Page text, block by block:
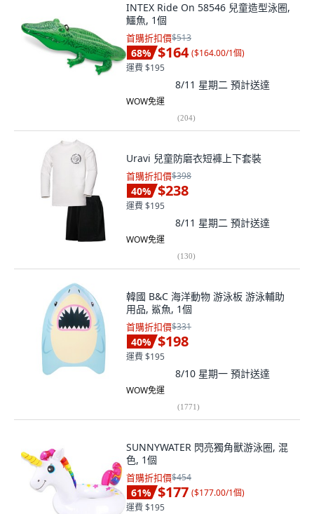
INTEX Ride On 58546 兒童造型泳圈,
鱷魚, 1個
首購折扣價$513
68% $164 ($164.00/1個)
運費 $195
8/11 星期二 預計送達
WOW免運
(204)
Uravi 兒童防磨衣短褲上下套裝
首購折扣價$398
40% $238
運費 $195
8/11 星期二 預計送達
WOW免運
(130)
韓國 B&C 海洋動物 游泳板 游泳輔助
用品, 鯊魚, 1個
首購折扣價$331
40% $198
運費 $195
8/10 星期一 預計送達
WOW免運
(1771)
SUNNYWATER 閃亮獨角獸游泳圈, 混
色, 1個
首購折扣價$454
61% $177 ($177.00/1個)
運費 $195